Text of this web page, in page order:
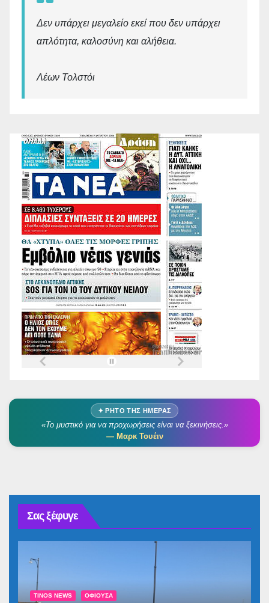
Δεν υπάρχει μεγαλείο εκεί που δεν υπάρχει
απλότητα, καλοσύνη και αλήθεια.
Λέων Τολστόι
✦ ΡΗΤΌ ΤΗΣ ΗΜΈΡΑΣ
«Το μυστικό για να προχωρήσεις είναι να ξεκινήσεις.»
— Μαρκ Τουέιν
Σας ξέφυγε
TINOS NEWS ΟΦΙΟΎΣΑ